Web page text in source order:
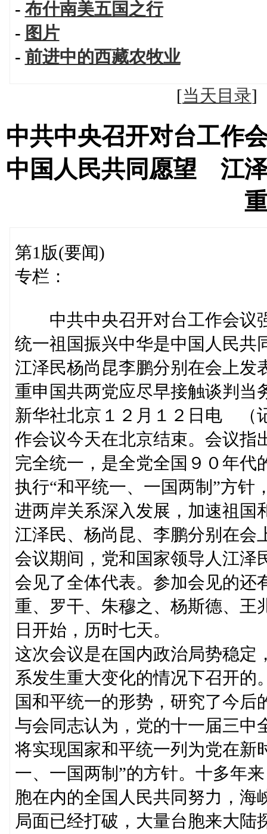
- 布什南美五国之行
- 图片
- 前进中的西藏农牧业
[当天目录
中共中央召开对台工作
中国人民共同愿望 江
第1版(要闻)
专栏：
中共中央召开对台工作会议
统一祖国振兴中华是中国人民共
江泽民杨尚昆李鹏分别在会上发
重申国共两党应尽早接触谈判当
新华社北京１２月１２日电 （
作会议今天在北京结束。会议指
完全统一，是全党全国９０年代
执行“和平统一、一国两制”方针
进两岸关系深入发展，加速祖国
江泽民、杨尚昆、李鹏分别在会
会议期间，党和国家领导人江泽
会见了全体代表。参加会见的还
重、罗干、朱穆之、杨斯德、王
日开始，历时七天。
这次会议是在国内政治局势稳定
系发生重大变化的情况下召开的
国和平统一的形势，研究了今后
与会同志认为，党的十一届三中
将实现国家和平统一列为党在新
一、一国两制”的方针。十多年
胞在内的全国人民共同努力，海
局面已经打破，大量台胞来大